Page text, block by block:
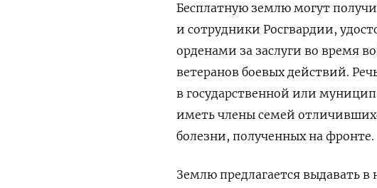
Бесплатную землю могут
и сотрудники Росгвардии,
орденами за заслуги во время
ветеранов боевых действий.
в государственной или
иметь члены семей
болезни, полученных на фронте.
Землю предлагается выдавать